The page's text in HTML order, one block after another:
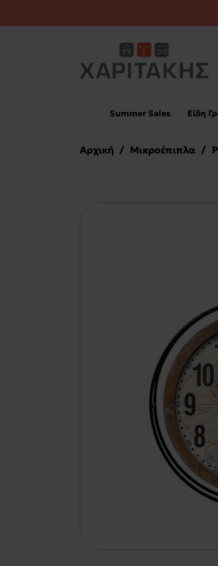
Summer Sales Είδη
Αρχική / Μικροέπιπλα /